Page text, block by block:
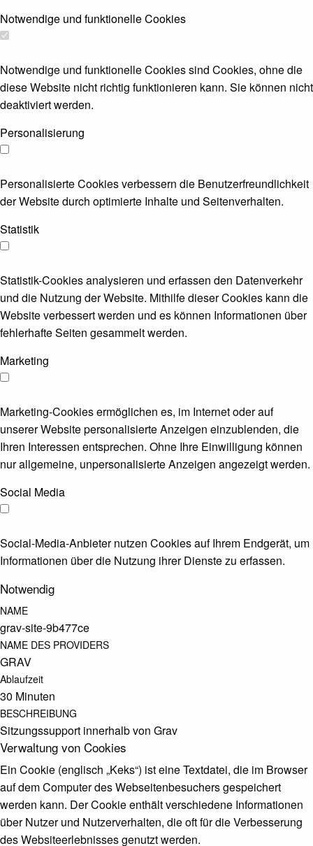
Notwendige und funktionelle Cookies
Notwendige und funktionelle Cookies sind Cookies, ohne die
diese Website nicht richtig funktionieren kann. Sie können nicht
deaktiviert werden.
Personalisierung
Personalisierte Cookies verbessern die Benutzerfreundlichkeit
der Website durch optimierte Inhalte und Seitenverhalten.
Statistik
Statistik-Cookies analysieren und erfassen den Datenverkehr
und die Nutzung der Website. Mithilfe dieser Cookies kann die
Website verbessert werden und es können Informationen über
fehlerhafte Seiten gesammelt werden.
Marketing
Marketing-Cookies ermöglichen es, im Internet oder auf
unserer Website personalisierte Anzeigen einzublenden, die
Ihren Interessen entsprechen. Ohne Ihre Einwilligung können
nur allgemeine, unpersonalisierte Anzeigen angezeigt werden.
Social Media
Social-Media-Anbieter nutzen Cookies auf Ihrem Endgerät, um
Informationen über die Nutzung ihrer Dienste zu erfassen.
Notwendig
NAME
grav-site-9b477ce
NAME DES PROVIDERS
GRAV
Ablaufzeit
30 Minuten
BESCHREIBUNG
Sitzungssupport innerhalb von Grav
Verwaltung von Cookies
Ein Cookie (englisch „Keks“) ist eine Textdatei, die im Browser
auf dem Computer des Webseitenbesuchers gespeichert
werden kann. Der Cookie enthält verschiedene Informationen
über Nutzer und Nutzerverhalten, die oft für die Verbesserung
des Websiteerlebnisses genutzt werden.